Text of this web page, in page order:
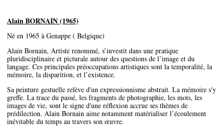
Alain BORNAIN (1965)
Né en 1965 à Genappe ( Belgique)
Alain Bornain, Artiste renommé, s’investit dans une pratique
pluridisciplinaire et picturale autour des questions de l’image et du
langage. Ces principales préoccupations artistiques sont la temporalité, la
mémoire, la disparition, et l’existence.
Sa peinture gestuelle relève d'un expressionnisme abstrait. La mémoire s'y
greffe. La trace du passé, les fragments de photographie, les mots, les
images de vie, sont le signe d'une réflexion accrue ses thèmes de
prédilection. Alain Bornain aime notamment matérialiser l’écoulement
inévitable du temps au travers son œuvre.